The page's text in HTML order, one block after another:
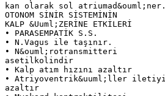
kan olarak sol atriumad&ouml;ner.
OTONOM SİNİR SİSTEMİNİN
KALP &Uuml;ZERİNE ETKİLERİ
• PARASEMPATİK S.S.
• N.Vagus ile taşınır.
• N&ouml;rotransmitteri
asetilkolindir
• Kalp atım hızını azaltır
• Atriyoventrik&uuml;ller iletiyi
azaltır